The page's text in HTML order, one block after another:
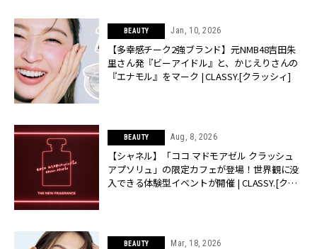
BEAUTY Jan, 10, 2026
【多幸感チーク2強ブランド】元NMB48吉田朱
里さん発『ビーアイドル』と、かじえりさんの
『エナモル』をマーク | CLASSY.[クラッシィ]
BEAUTY Aug, 8, 2026
【シャネル】「ココ マドモアゼル クラッシュ
アプソリュ」の限定カフェが登場！世界観に没
入できる体験型イベントが開催 | CLASSY.[クラ
BEAUTY Mar, 18, 2026